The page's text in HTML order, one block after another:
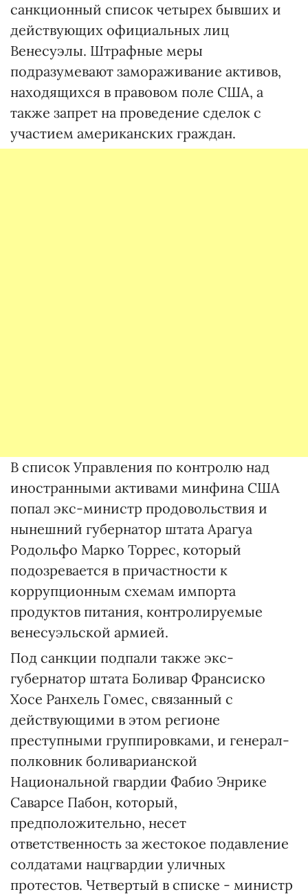
санкционный список четырех бывших и
действующих официальных лиц
Венесуэлы. Штрафные меры
подразумевают замораживание активов,
находящихся в правовом поле США, а
также запрет на проведение сделок с
участием американских граждан.
В список Управления по контролю над
иностранными активами минфина США
попал экс-министр продовольствия и
нынешний губернатор штата Арагуа
Родольфо Марко Торрес, который
подозревается в причастности к
коррупционным схемам импорта
продуктов питания, контролируемые
венесуэльской армией.
Под санкции подпали также экс-
губернатор штата Боливар Франсиско
Хосе Ранхель Гомес, связанный с
действующими в этом регионе
преступными группировками, и генерал-
полковник боливарианской
Национальной гвардии Фабио Энрике
Саварсе Пабон, который,
предположительно, несет
ответственность за жестокое подавление
солдатами нацгвардии уличных
протестов. Четвертый в списке - министр